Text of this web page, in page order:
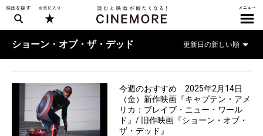
ショーン・オブ・ザ・デッド
今週のおすすめ 2025年2月14日
（金）新作映画『キャプテン・アメ
リカ：ブレイブ・ニュー・ワール
ド』/ 旧作映画『ショーン・オブ・
ザ・デッド』